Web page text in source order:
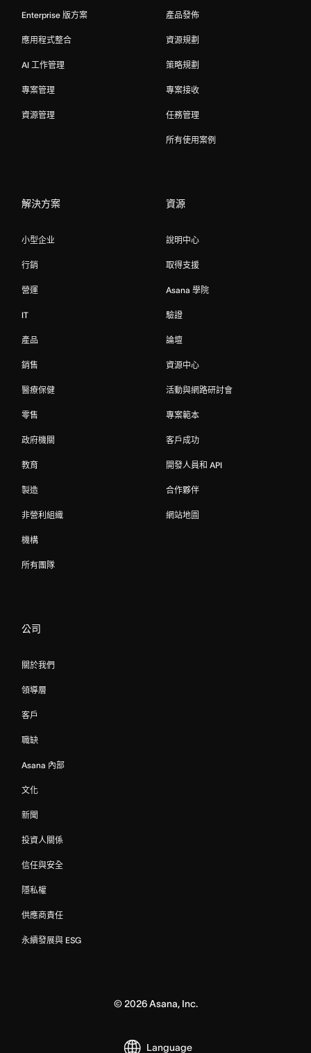
Enterprise 版方案
應用程式整合
AI 工作管理
專案管理
資源管理
產品發佈
資源規劃
策略規劃
專案接收
任務管理
所有使用案例
解決方案
小型企业
行銷
營運
IT
產品
銷售
醫療保健
零售
政府機關
教育
製造
非營利組織
機構
所有團隊
資源
說明中心
取得支援
Asana 學院
驗證
論壇
資源中心
活動與網路研討會
專案範本
客戶成功
開發人員和 API
合作夥伴
網站地圖
公司
關於我們
領導層
客戶
職缺
Asana 內部
文化
新聞
投資人關係
信任與安全
隱私權
供應商責任
永續發展與 ESG
© 2026Asana, Inc.
Language